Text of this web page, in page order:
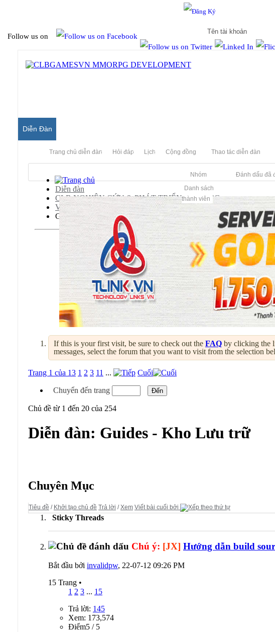
Follow us on
Diễn Đàn
Trang chủ diễn đàn Hỏi đáp Lịch Cộng đồng
Nhóm
Danh sách
thành viên
Thao tác diễn đàn
Đánh dấu đã
Diễn đàn
CLB NGHIÊN CỨU & PHÁT TRIỂN MMORPG
Võ Lâm Truyền Kỳ (Jx Server)
Guides - Kho Lưu trữ
If this is your first visit, be sure to check out the FAQ by clicking the
messages, select the forum that you want to visit from the selection
Trang 1 của 13 1 2 3 11 ... Cuối
Chuyển đến trang
Chủ đề từ 1 đến 20 của 254
Diễn đàn: Guides - Kho Lưu trữ
Chuyên Mục
Tiêu đề / Khởi tạo chủ đề Trả lời /Xem Viết bài cuối bởi
Sticky Threads
Chú ý: [JX] Hướng dẫn build
Bắt đầu bởi invalidpw, 22-07-12 09:26 PM
15 Trang •
1 2 3 ... 15
Trả lời: 145
Xem: 173,574
Ðiểm5 / 5